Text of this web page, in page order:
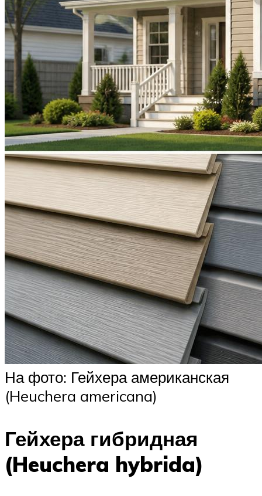
На фото: Гейхера американская
(Heuchera americana)
Гейхера гибридная
(Heuchera hybrida)